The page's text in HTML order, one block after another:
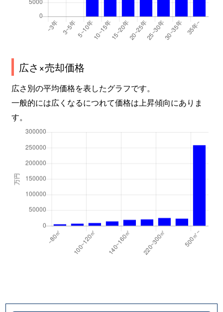
広さ×売却価格
広さ別の平均価格を表したグラフです。
一般的には広くなるにつれて価格は上昇傾向にありま
す。